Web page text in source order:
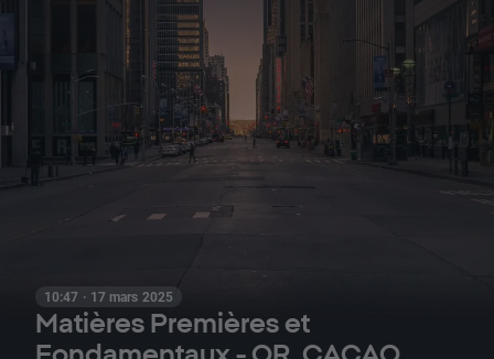
10:47 · 17 mars 2025
Matières Premières et